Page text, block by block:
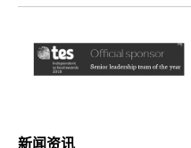
新闻资讯